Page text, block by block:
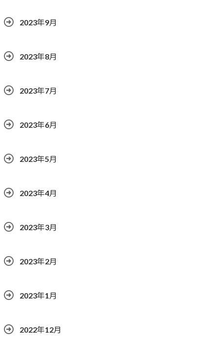
2023年9月
2023年8月
2023年7月
2023年6月
2023年5月
2023年4月
2023年3月
2023年2月
2023年1月
2022年12月